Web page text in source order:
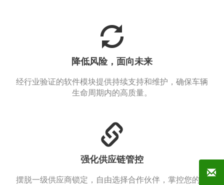
降低风险，面向未来
经行业验证的软件模块提供持续支持和维护，确保车辆
生命周期内的高质量。
强化供应链管控
摆脱一级供应商锁定，自由选择合作伙伴，掌控您的成